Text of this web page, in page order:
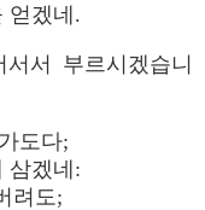
얻겠네.
서 부르시겠습니
도다;
삼겠네:
려도;